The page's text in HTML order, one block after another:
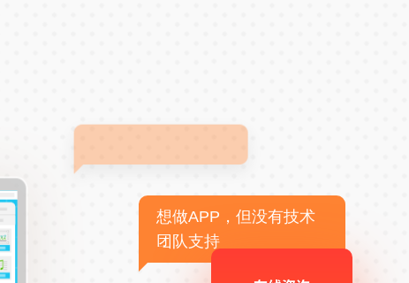
想做APP，但没有技术
团队支持